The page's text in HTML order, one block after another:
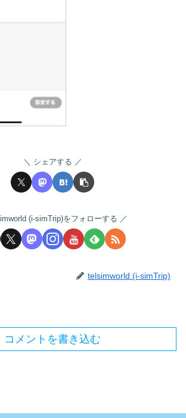
シェアする
(i-simTrip)をフォローする
telsimworld (i-simTrip)
コメントを書き込む